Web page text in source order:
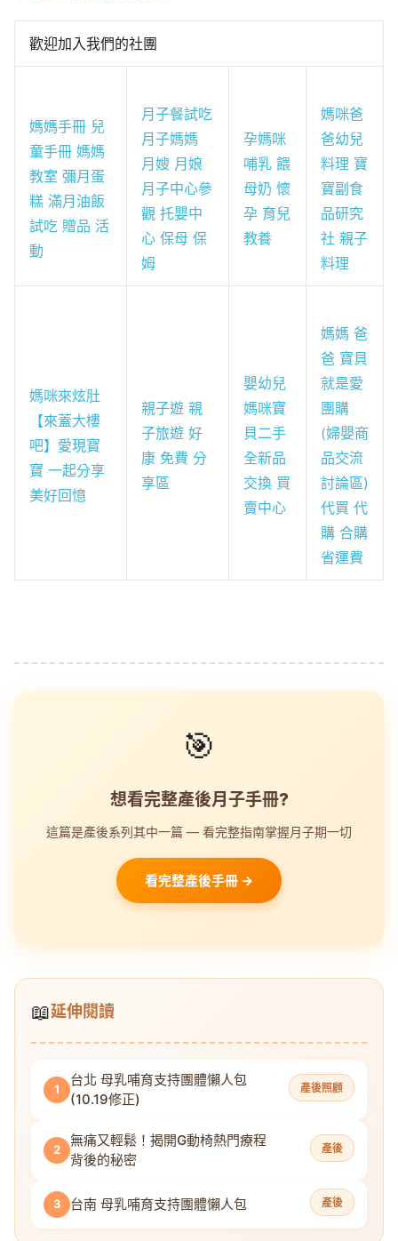
歡迎加入我們的社團
媽媽手冊 兒
童手冊 媽媽
教室 彌月蛋
糕 滿月油飯
試吃 贈品 活
動
月子餐試吃
月子媽媽
月嫂 月娘
月子中心參
觀 托嬰中
心 保母 保
姆
孕媽咪
哺乳 餵
母奶 懷
孕 育兒
教養
媽咪爸
爸幼兒
料理 寶
寶副食
品研究
社 親子
料理
媽咪來炫肚
【來蓋大樓
吧】愛現寶
寶 一起分享
美好回憶
親子遊 親
子旅遊 好
康 免費 分
享區
嬰幼兒
媽咪寶
貝二手
全新品
交換 買
賣中心
媽媽 爸
爸 寶貝
就是愛
團購
(婦嬰商
品交流
討論區)
代買 代
購 合購
省運費
🎯
想看完整產後月子手冊?
這篇是產後系列其中一篇 — 看完整指南掌握月子期一切
看完整產後手冊 →
📖延伸閱讀
1
台北 母乳哺育支持團體懶人包
(10.19修正)
產後照顧
2
無痛又輕鬆！揭開G動椅熱門療程
背後的秘密
產後
3 台南 母乳哺育支持團體懶人包 產後